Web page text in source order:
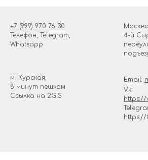
+7 (999) 970 76 30
Телефон, Telegram,
Whatsapp
4-й
м. Курская,
8 минут пешком
Ссылка на 2GIS
Email:
Vk:
https://
https://